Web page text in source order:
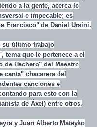
a la gente, acerca lo
e impecable; es
Francisco" de Daniel Ursini.
su último trabajo
que le pertenece a el
de Hachero" del Maestro
canta" chacarera del
canciones e
para esto con la
de Áxel) entre otros.
y Juan Alberto Mateyko